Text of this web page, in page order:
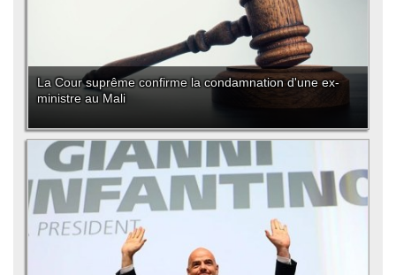
La Cour suprême confirme la condamnation d'une ex-
ministre au Mali